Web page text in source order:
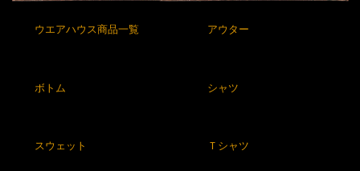
ウエアハウス商品一覧 アウター
ボトム シャツ
スウェット Ｔシャツ